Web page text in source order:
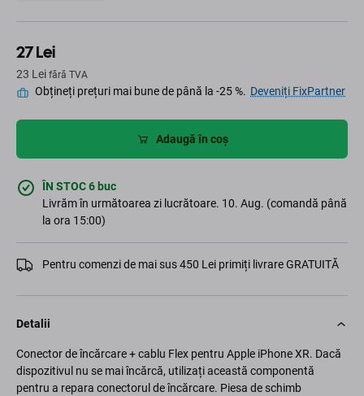
27 Lei
23 Lei fără TVA
Obțineți prețuri mai bune de până la -25 %. Deveniți FixPartner
Adaugă în coș
ÎN STOC 6 buc
Livrăm în următoarea zi lucrătoare. 10. Aug. (comandă până
la ora 15:00)
Pentru comenzi de mai sus 450 Lei primiți livrare GRATUITĂ
Detalii
Conector de încărcare + cablu Flex pentru Apple iPhone XR. Dacă
dispozitivul nu se mai încărcă, utilizați această componentă
pentru a repara conectorul de încărcare. Piesa de schimb